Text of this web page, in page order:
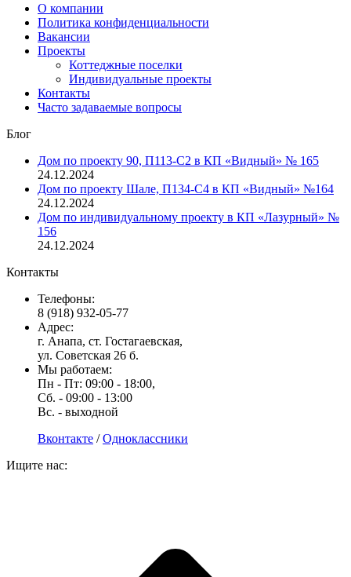
О компании
Политика конфиденциальности
Вакансии
Проекты
Коттеджные поселки
Индивидуальные проекты
Контакты
Часто задаваемые вопросы
Блог
Дом по проекту 90, П113-С2 в КП «Видный» № 165
24.12.2024
Дом по проекту Шале, П134-С4 в КП «Видный» №164
24.12.2024
Дом по индивидуальному проекту в КП «Лазурный» №
156
24.12.2024
Контакты
Телефоны:
8 (918) 932-05-77
Адрес:
г. Анапа, ст. Гостагаевская,
ул. Советская 26 б.
Мы работаем:
Пн - Пт: 09:00 - 18:00,
Сб. - 09:00 - 13:00
Вс. - выходной
Вконтакте /Одноклассники
Ищите нас: